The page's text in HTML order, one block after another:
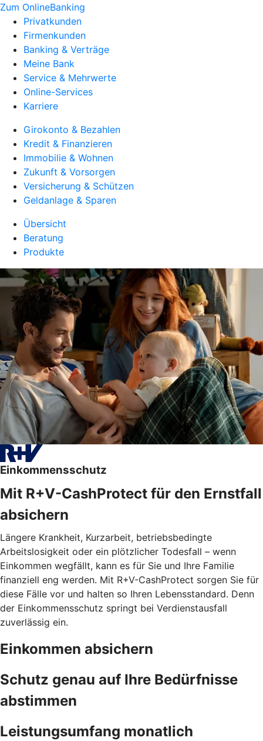
Zum OnlineBanking
Privatkunden
Firmenkunden
Banking & Verträge
Meine Bank
Service & Mehrwerte
Online-Services
Karriere
Girokonto & Bezahlen
Kredit & Finanzieren
Immobilie & Wohnen
Zukunft & Vorsorgen
Versicherung & Schützen
Geldanlage & Sparen
Übersicht
Beratung
Produkte
Einkommensschutz
Mit R+V-CashProtect für den Ernstfall
absichern
Längere Krankheit, Kurzarbeit, betriebsbedingte
Arbeitslosigkeit oder ein plötzlicher Todesfall – wenn
Einkommen wegfällt, kann es für Sie und Ihre Familie
finanziell eng werden. Mit R+V-CashProtect sorgen Sie für
diese Fälle vor und halten so Ihren Lebensstandard. Denn
der Einkommensschutz springt bei Verdienstausfall
zuverlässig ein.
Einkommen absichern
Schutz genau auf Ihre Bedürfnisse
abstimmen
Leistungsumfang monatlich